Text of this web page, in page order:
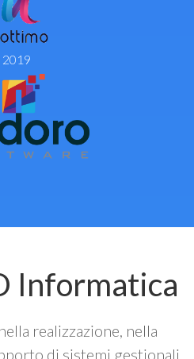
2019
Informatica
realizzazione, nella
di sistemi gestionali